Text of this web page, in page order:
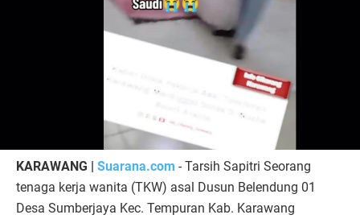
KARAWANG | Suarana.com - Tarsih Sapitri Seorang
tenaga kerja wanita (TKW) asal Dusun Belendung 01
Desa Sumberjaya Kec. Tempuran Kab. Karawang